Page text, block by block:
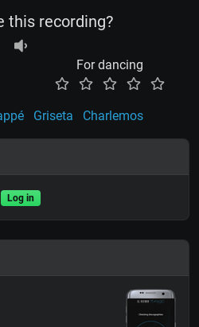
this recording?
For dancing
Griseta Charlemos
Log in